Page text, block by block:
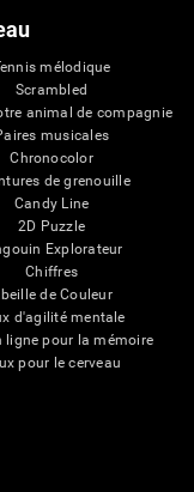
mélodique
Scrambled
animal de compagnie
musicales
Chronocolor
de grenouille
Candy Line
2D Puzzle
Explorateur
Chiffres
de Couleur
d'agilité mentale
ligne pour la mémoire
pour le cerveau